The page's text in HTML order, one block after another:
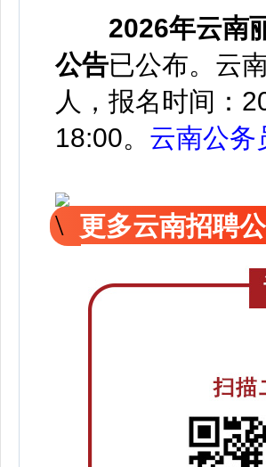
2026年云南
公告已公布。云
人， 报名时间：
18:00。 云南公务
更多云南招聘